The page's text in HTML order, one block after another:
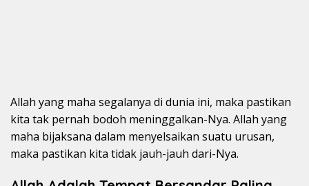
Allah yang maha segalanya di dunia ini, maka pastikan
kita tak pernah bodoh meninggalkan-Nya. Allah yang
maha bijaksana dalam menyelsaikan suatu urusan,
maka pastikan kita tidak jauh-jauh dari-Nya.